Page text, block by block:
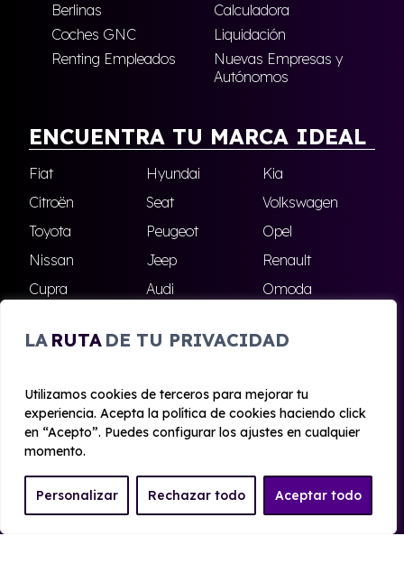
LA RUTA DE TU PRIVACIDAD
Utilizamos cookies de terceros para mejorar tu
experiencia. Acepta la política de cookies haciendo click
en “Acepto”. Puedes configurar los ajustes en cualquier
momento.
Personalizar Rechazar todo Aceptar todo
Berlinas
Calculadora
Coches GNC
Liquidación
Renting Empleados
Nuevas Empresas y
Autónomos
ENCUENTRA TU MARCA IDEAL
Fiat Hyundai
Kia
Citroën
Seat
Volkswagen
Toyota
Peugeot
Opel
Nissan
Jeep
Renault
Cupra
Audi
Omoda
Skoda
Ford Todas las marcas
© 2020 - 2026 Alhambra Renting
Aviso legal y Privacidad